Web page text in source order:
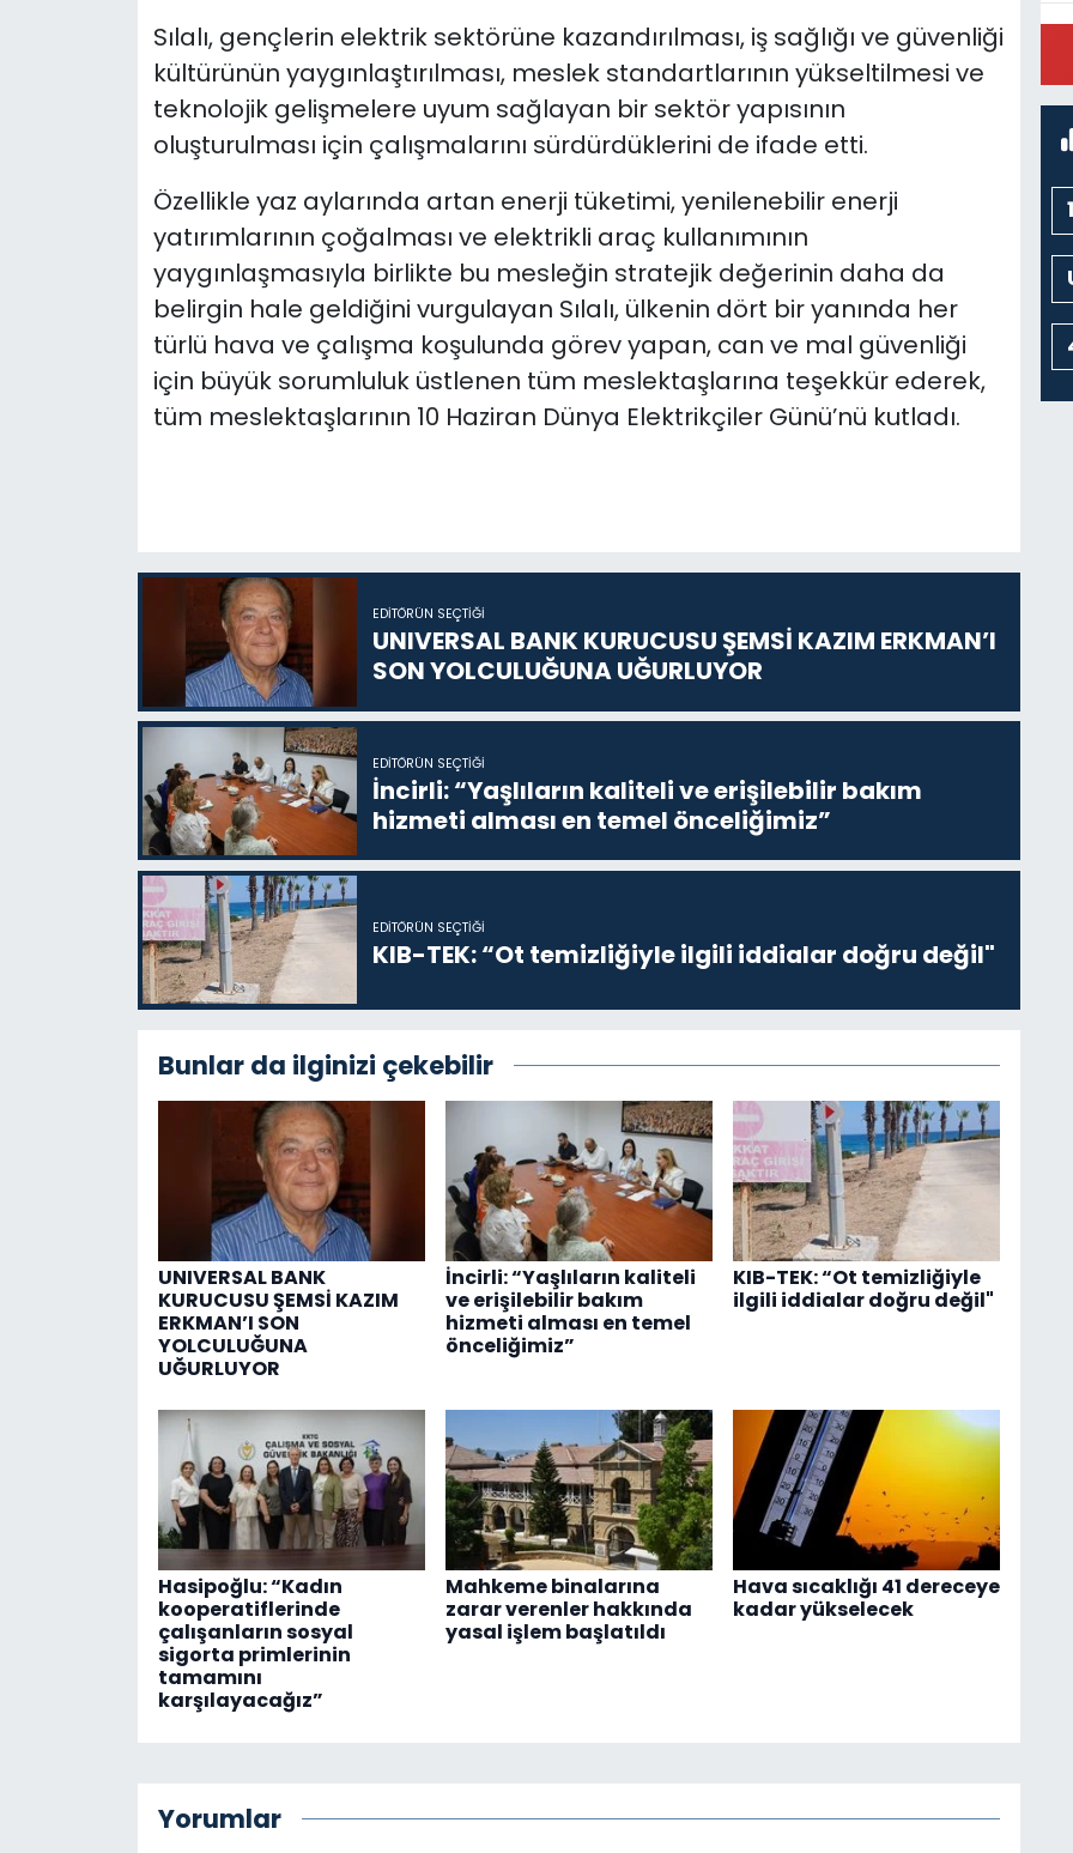
Sılalı, gençlerin elektrik sektörüne kazandırılması, iş sağlığı ve güvenliği
kültürünün yaygınlaştırılması, meslek standartlarının yükseltilmesi ve
teknolojik gelişmelere uyum sağlayan bir sektör yapısının
oluşturulması için çalışmalarını sürdürdüklerini de ifade etti.
Özellikle yaz aylarında artan enerji tüketimi, yenilenebilir enerji
yatırımlarının çoğalması ve elektrikli araç kullanımının
yaygınlaşmasıyla birlikte bu mesleğin stratejik değerinin daha da
belirgin hale geldiğini vurgulayan Sılalı, ülkenin dört bir yanında her
türlü hava ve çalışma koşulunda görev yapan, can ve mal güvenliği
için büyük sorumluluk üstlenen tüm meslektaşlarına teşekkür ederek,
tüm meslektaşlarının 10 Haziran Dünya Elektrikçiler Günü’nü kutladı.
EDITÖRÜN SEÇTIĞI
UNIVERSAL BANK KURUCUSU ŞEMSİ KAZIM ERKMAN’I
SON YOLCULUĞUNA UĞURLUYOR
EDITÖRÜN SEÇTIĞI
İncirli: “Yaşlıların kaliteli ve erişilebilir bakım
hizmeti alması en temel önceliğimiz”
EDITÖRÜN SEÇTIĞI
KIB-TEK: “Ot temizliğiyle ilgili iddialar doğru değil"
Bunlar da ilginizi çekebilir
UNIVERSAL BANK
KURUCUSU ŞEMSİ KAZIM
ERKMAN’I SON
YOLCULUĞUNA
UĞURLUYOR
İncirli: “Yaşlıların kaliteli
ve erişilebilir bakım
hizmeti alması en temel
önceliğimiz”
KIB-TEK: “Ot temizliğiyle
ilgili iddialar doğru değil"
Hasipoğlu: “Kadın
kooperatiflerinde
çalışanların sosyal
sigorta primlerinin
tamamını
karşılayacağız”
Mahkeme binalarına
zarar verenler hakkında
yasal işlem başlatıldı
Hava sıcaklığı 41 dereceye
kadar yükselecek
Yorumlar